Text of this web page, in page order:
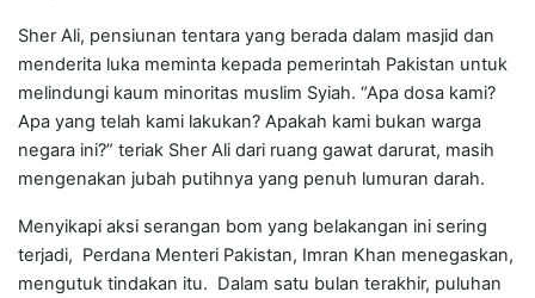
Sher Ali, pensiunan tentara yang berada dalam masjid dan
menderita luka meminta kepada pemerintah Pakistan untuk
melindungi kaum minoritas muslim Syiah. “Apa dosa kami?
Apa yang telah kami lakukan? Apakah kami bukan warga
negara ini?” teriak Sher Ali dari ruang gawat darurat, masih
mengenakan jubah putihnya yang penuh lumuran darah.
Menyikapi aksi serangan bom yang belakangan ini sering
terjadi, Perdana Menteri Pakistan, Imran Khan menegaskan,
mengutuk tindakan itu. Dalam satu bulan terakhir, puluhan